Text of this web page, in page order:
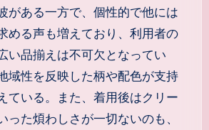
がある一方で、個性的で他には
める声も増えており、利用者の
い品揃えは不可欠となってい
域性を反映した柄や配色が支持
ている。また、着用後はクリー
った煩わしさが一切ないのも、